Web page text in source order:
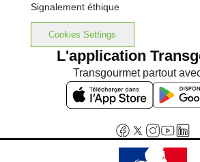
Signalement éthique
Cookies Settings
L'application
Transgourmet partout